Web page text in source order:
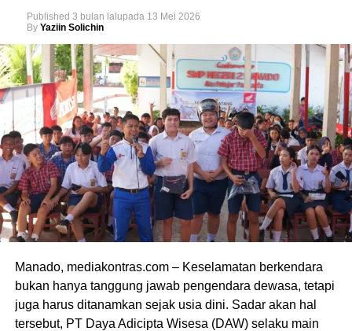
Published 3 bulan lalupada 13 Mei 2026
By Yaziin Solichin
Manado, mediakontras.com – Keselamatan berkendara
bukan hanya tanggung jawab pengendara dewasa, tetapi
juga harus ditanamkan sejak usia dini. Sadar akan hal
tersebut, PT Daya Adicipta Wisesa (DAW) selaku main